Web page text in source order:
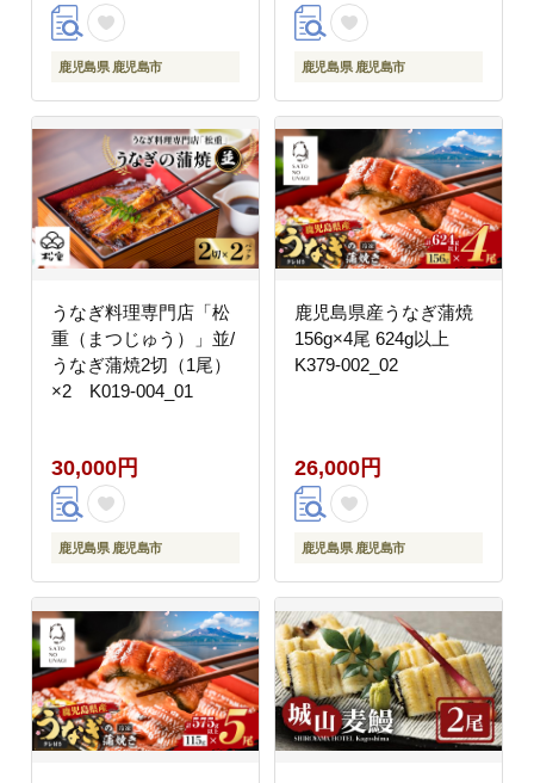
鹿児島県 鹿児島市 鹿児島県 鹿児島市
うなぎ料理専門店「松
重（まつじゅう）」並/
うなぎ蒲焼2切（1尾）
×2 K019-004_01
30,000円
鹿児島県 鹿児島市
鹿児島県産うなぎ蒲焼
156g×4尾 624g以上
K379-002_02
26,000円
鹿児島県 鹿児島市